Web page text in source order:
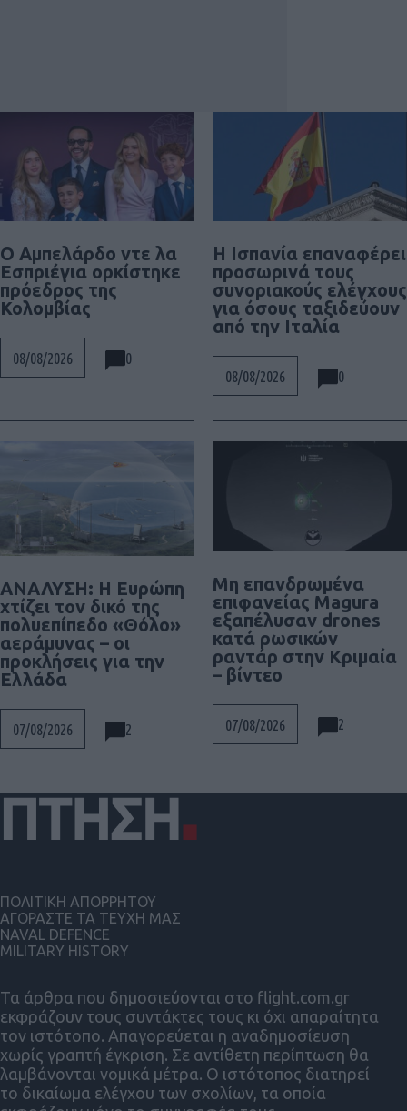
Ο Αμπελάρδο ντε λα
Εσπριέγια ορκίστηκε
πρόεδρος της
Κολομβίας
08/08/2026 0
Η Ισπανία επαναφέρει
προσωρινά τους
συνοριακούς ελέγχους
για όσους ταξιδεύουν
από την Ιταλία
08/08/2026 0
ΑΝΑΛΥΣΗ: Η Ευρώπη
χτίζει τον δικό της
πολυεπίπεδο «Θόλο»
αεράμυνας – οι
προκλήσεις για την
Ελλάδα
07/08/2026 2
Μη επανδρωμένα
επιφανείας Magura
εξαπέλυσαν drones
κατά ρωσικών
ραντάρ στην Κριμαία
– βίντεο
07/08/2026 2
Τα άρθρα που δημοσιεύονται στο flight.com.gr
εκφράζουν τους συντάκτες τους κι όχι απαραίτητα
τον ιστότοπο. Απαγορεύεται η αναδημοσίευση
χωρίς γραπτή έγκριση. Σε αντίθετη περίπτωση θα
λαμβάνονται νομικά μέτρα. Ο ιστότοπος διατηρεί
το δικαίωμα ελέγχου των σχολίων, τα οποία
ΠΟΛΙΤΙΚΗ ΑΠΟΡΡΗΤΟΥ
ΑΓΟΡΑΣΤΕ ΤΑ ΤΕΥΧΗ ΜΑΣ
NAVAL DEFENCE
MILITARY HISTORY